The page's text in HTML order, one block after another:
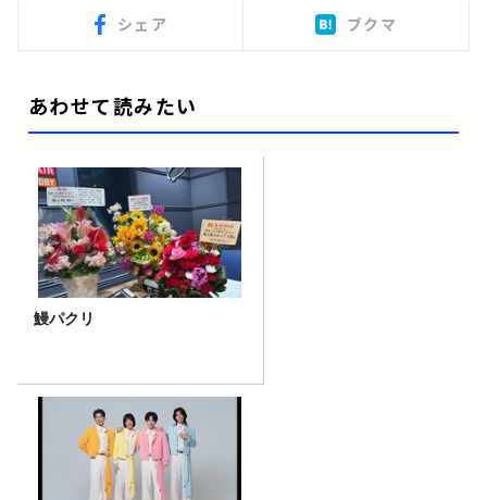
シェア ブクマ
あわせて読みたい
鰻パクリ